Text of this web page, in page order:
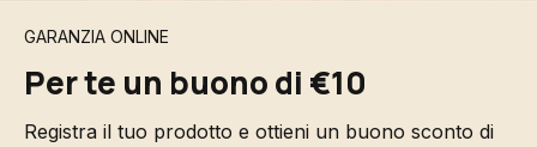
GARANZIA ONLINE
Per te un buono di €10
Registra il tuo prodotto e ottieni un buono sconto di